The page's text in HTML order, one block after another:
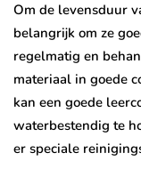
Om de levensduur
belangrijk om ze
regelmatig en
materiaal in goede
kan een goede
waterbestendig te
er speciale